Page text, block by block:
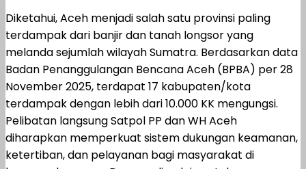
Diketahui, Aceh menjadi salah satu provinsi paling
terdampak dari banjir dan tanah longsor yang
melanda sejumlah wilayah Sumatra. Berdasarkan data
Badan Penanggulangan Bencana Aceh (BPBA) per 28
November 2025, terdapat 17 kabupaten/kota
terdampak dengan lebih dari 10.000 KK mengungsi.
Pelibatan langsung Satpol PP dan WH Aceh
diharapkan memperkuat sistem dukungan keamanan,
ketertiban, dan pelayanan bagi masyarakat di